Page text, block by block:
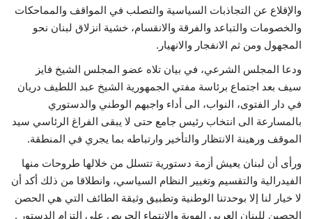
فيديو
حياة
والإقلاع عن التجاذبات السياسية والتصلب في المواقف والمماحكات
والخصومات والتباعد والفرقة والانقسام، خشية انزلاق لبنان نحو
المجهول ومن ثم الانفجار والانهيار.
ودعا المجلس الشرعي، في بيان تلاه عضو المجلس الشيخ فايز
سيف بعد اجتماع برئاسة مفتي الجمهورية الشيخ عبد اللطيف دريان
في دار الفتوى، النواب، الى أداء واجبهم الوطني والدستوري
بالمسارعة الى انتخاب رئيس جامع حتى لا يبقى الفراغ الرئاسي سيد
الموقف ورهينة الانتظار والتأخير وارتباطه بما يجري في المنطقة.
ورأى أن لبنان يعيش أزمة دستورية تتسلل من خلالها طروحات منها
الفيدرالية والتقسيم وتغيير النظام السياسي، وانطلاقا من ذلك أكد أن
لا خيار لنا إلا بوحدتنا الوطنية وتطبيق وثيقة الطائف التي هي الحصن
الحصين للبنان العربي الهوية والانتماء الحريص على التزام الدستور .